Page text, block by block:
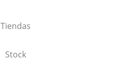
Tiendas
Stock